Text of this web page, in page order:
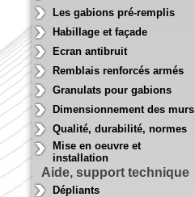
Les gabions pré-remplis
Habillage et façade
Ecran antibruit
Remblais renforcés armés
Granulats pour gabions
Dimensionnement des murs
Qualité, durabilité, normes
Mise en oeuvre et
installation
Aide, support technique
Dépliants